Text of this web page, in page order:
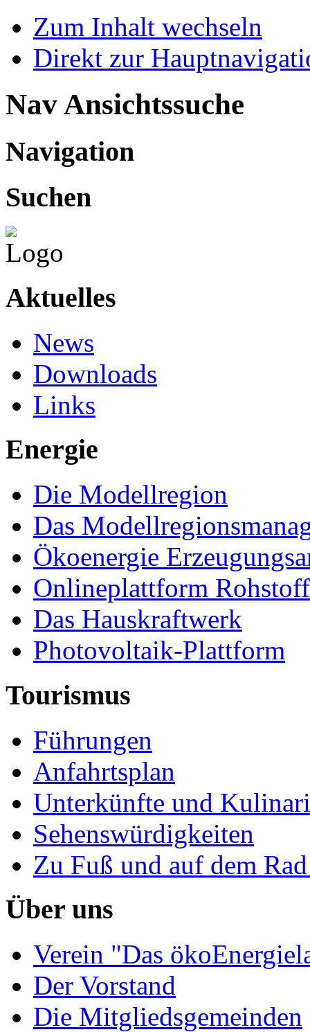
Zum Inhalt wechseln
Direkt zur
Nav Ansichtssuche
Navigation
Suchen
Aktuelles
News
Downloads
Links
Energie
Die Modellregion
Das
Ökoenergie
Onlineplattform
Das Hauskraftwerk
Photovoltaik-Plattform
Tourismus
Führungen
Anfahrtsplan
Unterkünfte und
Sehenswürdigkeiten
Zu Fuß und auf dem
Über uns
Verein "Das
Der Vorstand
Die Mitgliedsgemeinden